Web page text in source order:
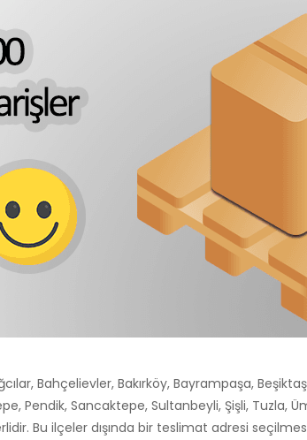
Bahçelievler, Bakırköy, Bayrampaşa,
Pendik, Sancaktepe, Sultanbeyli, Şişli, Tuzla,
Bu ilçeler dışında bir teslimat adresi